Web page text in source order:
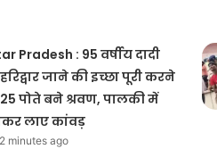
Pradesh : 95 वर्षीय दादी
जाने की इच्छा पूरी करने
पोते बने श्रवण, पालकी में
लाए कांवड़
minutes ago